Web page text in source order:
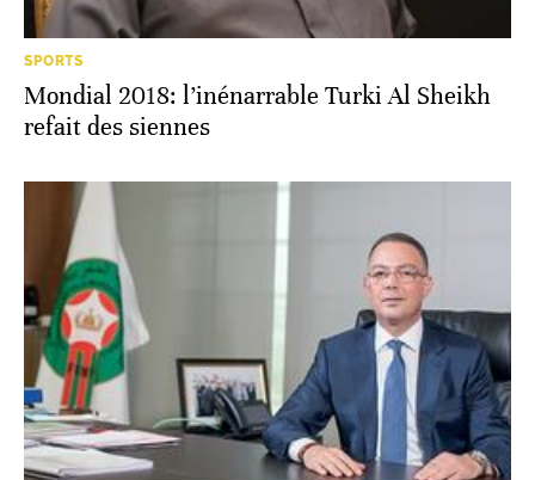
SPORTS
Mondial 2018: l’inénarrable Turki Al Sheikh
refait des siennes